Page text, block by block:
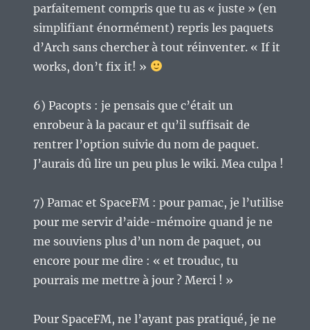
parfaitement compris que tu as « juste » (en
simplifiant énormément) repris les paquets
d’Arch sans chercher à tout réinventer. « If it
works, don’t fix it! »
6) Pacopts : je pensais que c’était un
enrobeur à la pacaur et qu’il suffisait de
rentrer l’option suivie du nom de paquet.
J’aurais dû lire un peu plus le wiki. Mea culpa !
7) Pamac et SpaceFM : pour pamac, je l’utilise
pour me servir d’aide-mémoire quand je ne
me souviens plus d’un nom de paquet, ou
encore pour me dire : « et trouduc, tu
pourrais me mettre à jour ? Merci ! »
Pour SpaceFM, ne l’ayant pas pratiqué, je ne